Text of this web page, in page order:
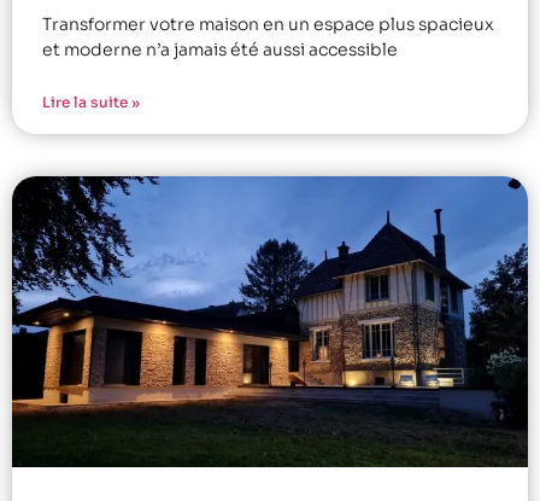
Transformer votre maison en un espace plus spacieux
et moderne n’a jamais été aussi accessible
Lire la suite »